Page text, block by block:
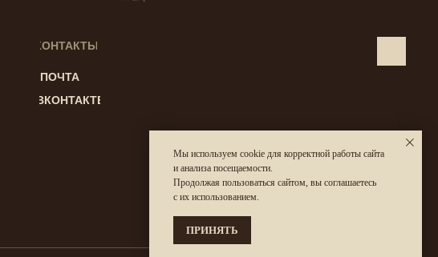
Мы используем cookie для корректной работы сайта
и анализа посещаемости.
Продолжая пользоваться сайтом, вы соглашаетесь
с их использованием.
ПРИНЯТЬ
КОНТАКТЫ:
ПОЧТА
ВКОНТАКТЕ